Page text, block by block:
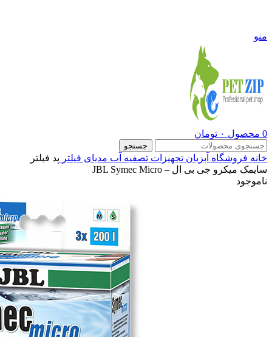
منو
0 محصول ۰ تومان
جستجو
خانه فروشگاه آبزیان تجهیزات تصفیه آب مدیای فیلتر پد فیلتر
سایمک میکرو جی بی ال – JBL Symec Micro
ناموجود